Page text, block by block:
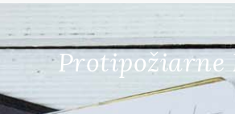
Protipožiarne